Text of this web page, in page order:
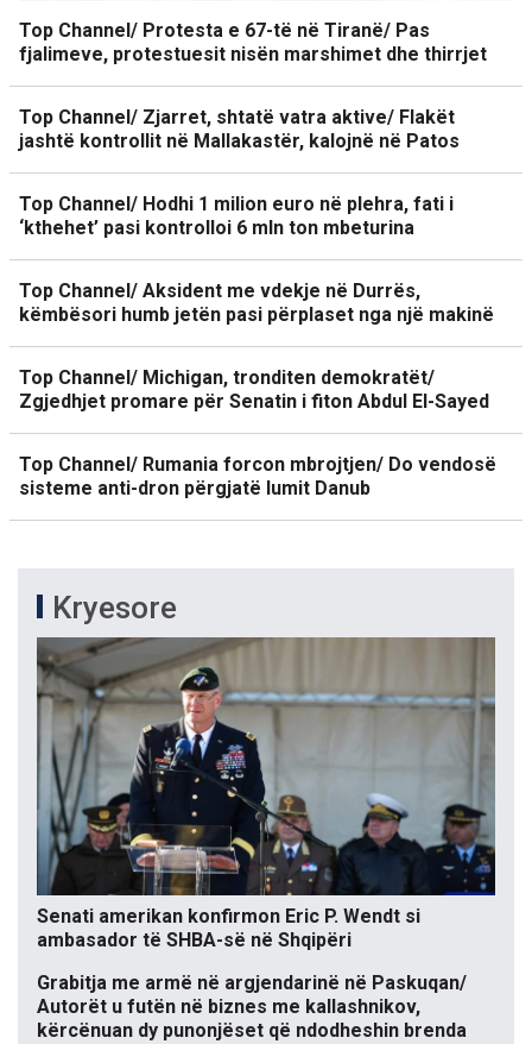
Top Channel/ Protesta e 67-të në Tiranë/ Pas
fjalimeve, protestuesit nisën marshimet dhe thirrjet
Top Channel/ Zjarret, shtatë vatra aktive/ Flakët
jashtë kontrollit në Mallakastër, kalojnë në Patos
Top Channel/ Hodhi 1 milion euro në plehra, fati i
‘kthehet’ pasi kontrolloi 6 mln ton mbeturina
Top Channel/ Aksident me vdekje në Durrës,
këmbësori humb jetën pasi përplaset nga një makinë
Top Channel/ Michigan, tronditen demokratët/
Zgjedhjet promare për Senatin i fiton Abdul El-Sayed
Top Channel/ Rumania forcon mbrojtjen/ Do vendosë
sisteme anti-dron përgjatë lumit Danub
Kryesore
Senati amerikan konfirmon Eric P. Wendt si
ambasador të SHBA-së në Shqipëri
Grabitja me armë në argjendarinë në Paskuqan/
Autorët u futën në biznes me kallashnikov,
kërcënuan dy punonjëset që ndodheshin brenda